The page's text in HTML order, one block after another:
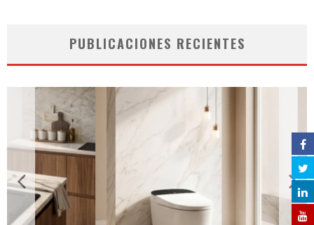
PUBLICACIONES RECIENTES